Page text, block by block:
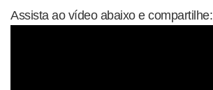
Assista ao vídeo abaixo e compartilhe: